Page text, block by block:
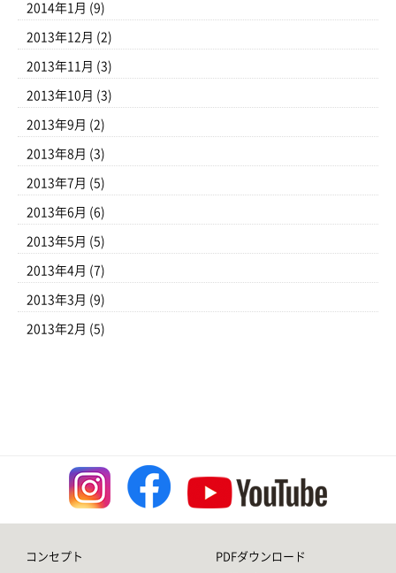
2014年1月 (9)
2013年12月 (2)
2013年11月 (3)
2013年10月 (3)
2013年9月 (2)
2013年8月 (3)
2013年7月 (5)
2013年6月 (6)
2013年5月 (5)
2013年4月 (7)
2013年3月 (9)
2013年2月 (5)
コンセプト
PDFダウンロード